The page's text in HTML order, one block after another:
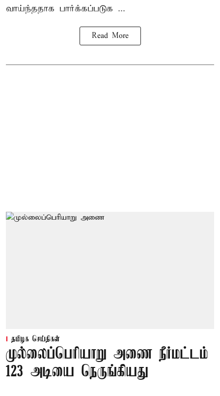
வாய்ந்ததாக பார்க்கப்படுக ...
Read More
தமிழக செய்திகள்
முல்லைப்பெரியாறு அணை நீர்மட்டம்
123 அடியை நெருங்கியது